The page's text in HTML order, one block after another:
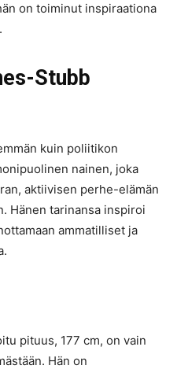
on toiminut inspiraationa
Stubb
kuin poliitikon
nainen, joka
aktiivisen perhe-elämän
Hänen tarinansa inspiroi
ammatilliset ja
pituus, 177 cm, on vain
Hän on